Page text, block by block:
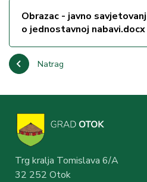
Natrag
Obrazac - javno
o jednostavnoj nabavi.docx
Trg kralja Tomislava 6/A
32 252 Otok